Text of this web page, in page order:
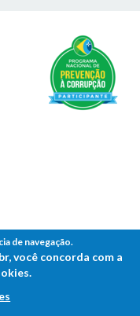
de navegação.
você concorda com a